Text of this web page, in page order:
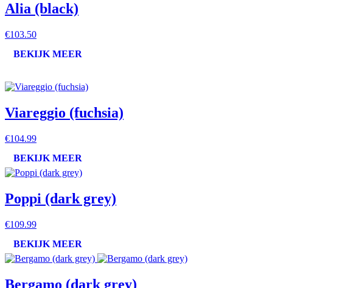
Alia (black)
€103.50
BEKIJK MEER
Viareggio (fuchsia)
€104.99
BEKIJK MEER
Poppi (dark grey)
€109.99
BEKIJK MEER
Bergamo (dark grey)